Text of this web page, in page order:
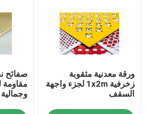
ورقة معدنية مثقوبة
زخرفية 1x2m لجزء واجهة
السقف
صفائح
مقاومة
وجمالية